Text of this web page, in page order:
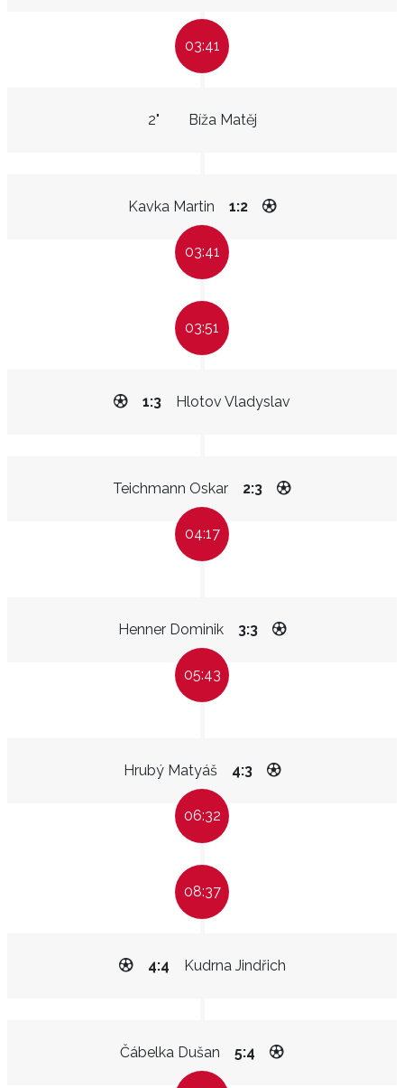
03:41
Bíža Matěj
2"
Kavka Martin 1:2
03:41
03:51
Hlotov Vladyslav
1:3
Teichmann Oskar 2:3
04:17
Henner Dominik 3:3
05:43
Hrubý Matyáš 4:3
06:32
08:37
Kudrna Jindřich
4:4
Čábelka Dušan 5:4